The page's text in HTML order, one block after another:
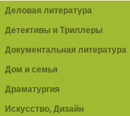
Деловая литература
Детективы и Триллеры
Документальная литература
Дом и семья
Драматургия
Искусство, Дизайн